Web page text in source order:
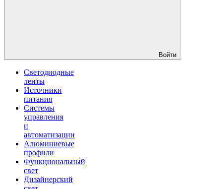
Войти
Светодиодные
ленты
Источники
питания
Системы
управления
и
автоматизации
Алюминиевые
профили
Функциональный
свет
Дизайнерский